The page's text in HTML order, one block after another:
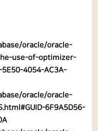
oracle/oracle-
use-of-optimizer-
4054-AC3A-
oracle/oracle-
6F9A5D56-